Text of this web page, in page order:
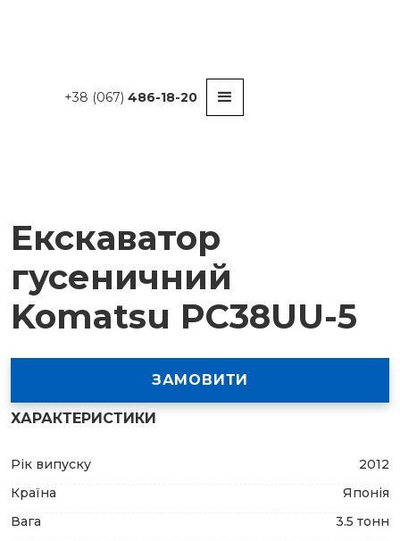
+38 (067) 486-18-20
Екскаватор
гусеничний
Komatsu PC38UU-5
ЗАМОВИТИ
ХАРАКТЕРИСТИКИ
Рік випуску
2012
Країна
Японія
Вага
3.5 тонн